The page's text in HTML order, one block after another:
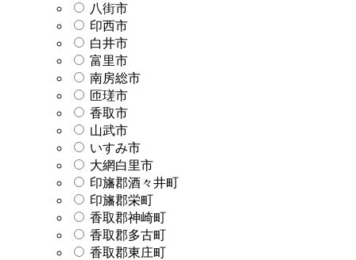
八街市
印西市
白井市
富里市
南房総市
匝瑳市
香取市
山武市
いすみ市
大網白里市
印旛郡酒々井町
印旛郡栄町
香取郡神崎町
香取郡多古町
香取郡東庄町